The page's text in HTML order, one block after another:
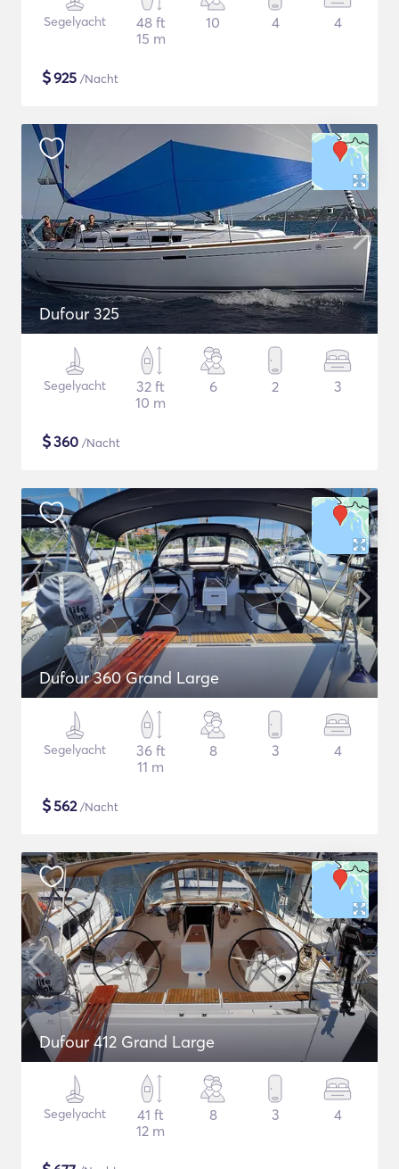
Segelyacht
48 ft
15 m
10 4 4
$925 /Nacht
Dufour 325
Segelyacht
32 ft
10 m
6 2 3
$360 /Nacht
Dufour 360 Grand Large
Segelyacht
36 ft
11 m
8 3 4
$562/Nacht
Dufour 412 Grand Large
Segelyacht
41 ft
12 m
8 3 4